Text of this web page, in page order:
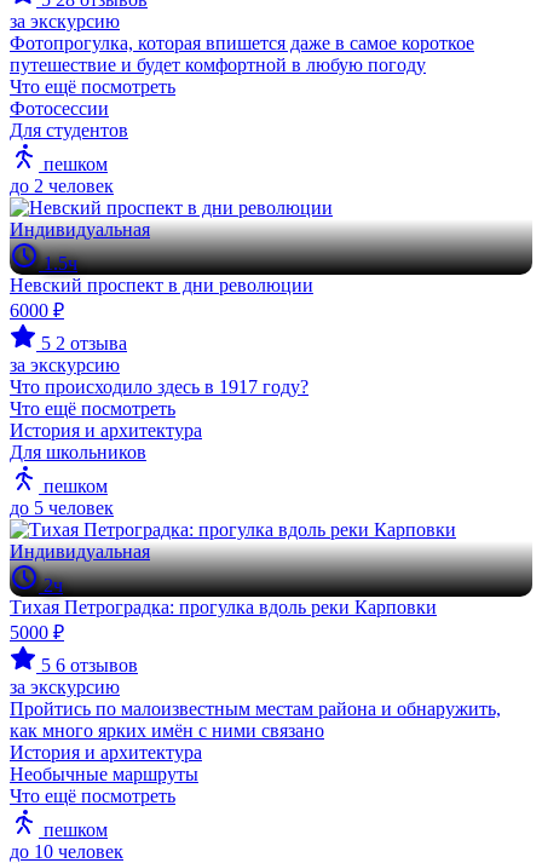
за экскурсию
Фотопрогулка, которая впишется даже в самое короткое
путешествие и будет комфортной в любую погоду
Что ещё посмотреть
Фотосессии
Для студентов
пешком
до 2 человек
Индивидуальная
1.5ч
Невский проспект в дни революции
6000 ₽
5 2 отзыва
за экскурсию
Что происходило здесь в 1917 году?
Что ещё посмотреть
История и архитектура
Для школьников
пешком
до 5 человек
Индивидуальная
2ч
Тихая Петроградка: прогулка вдоль реки Карповки
5000 ₽
5 6 отзывов
за экскурсию
Пройтись по малоизвестным местам района и обнаружить,
как много ярких имён с ними связано
История и архитектура
Необычные маршруты
Что ещё посмотреть
пешком
до 10 человек